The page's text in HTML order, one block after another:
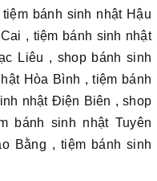
bánh sinh nhật Hậu
, tiệm bánh sinh nhật
Liêu , shop bánh sinh
Hòa Bình , tiệm bánh
nhật Điện Biên , shop
bánh sinh nhật Tuyên
Bằng , tiệm bánh sinh